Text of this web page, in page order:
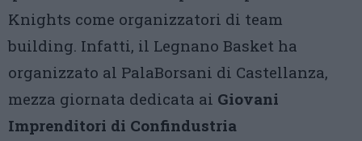
Knights come organizzatori di team
building. Infatti, il Legnano Basket ha
organizzato al PalaBorsani di Castellanza,
mezza giornata dedicata ai Giovani
Imprenditori di Confindustria